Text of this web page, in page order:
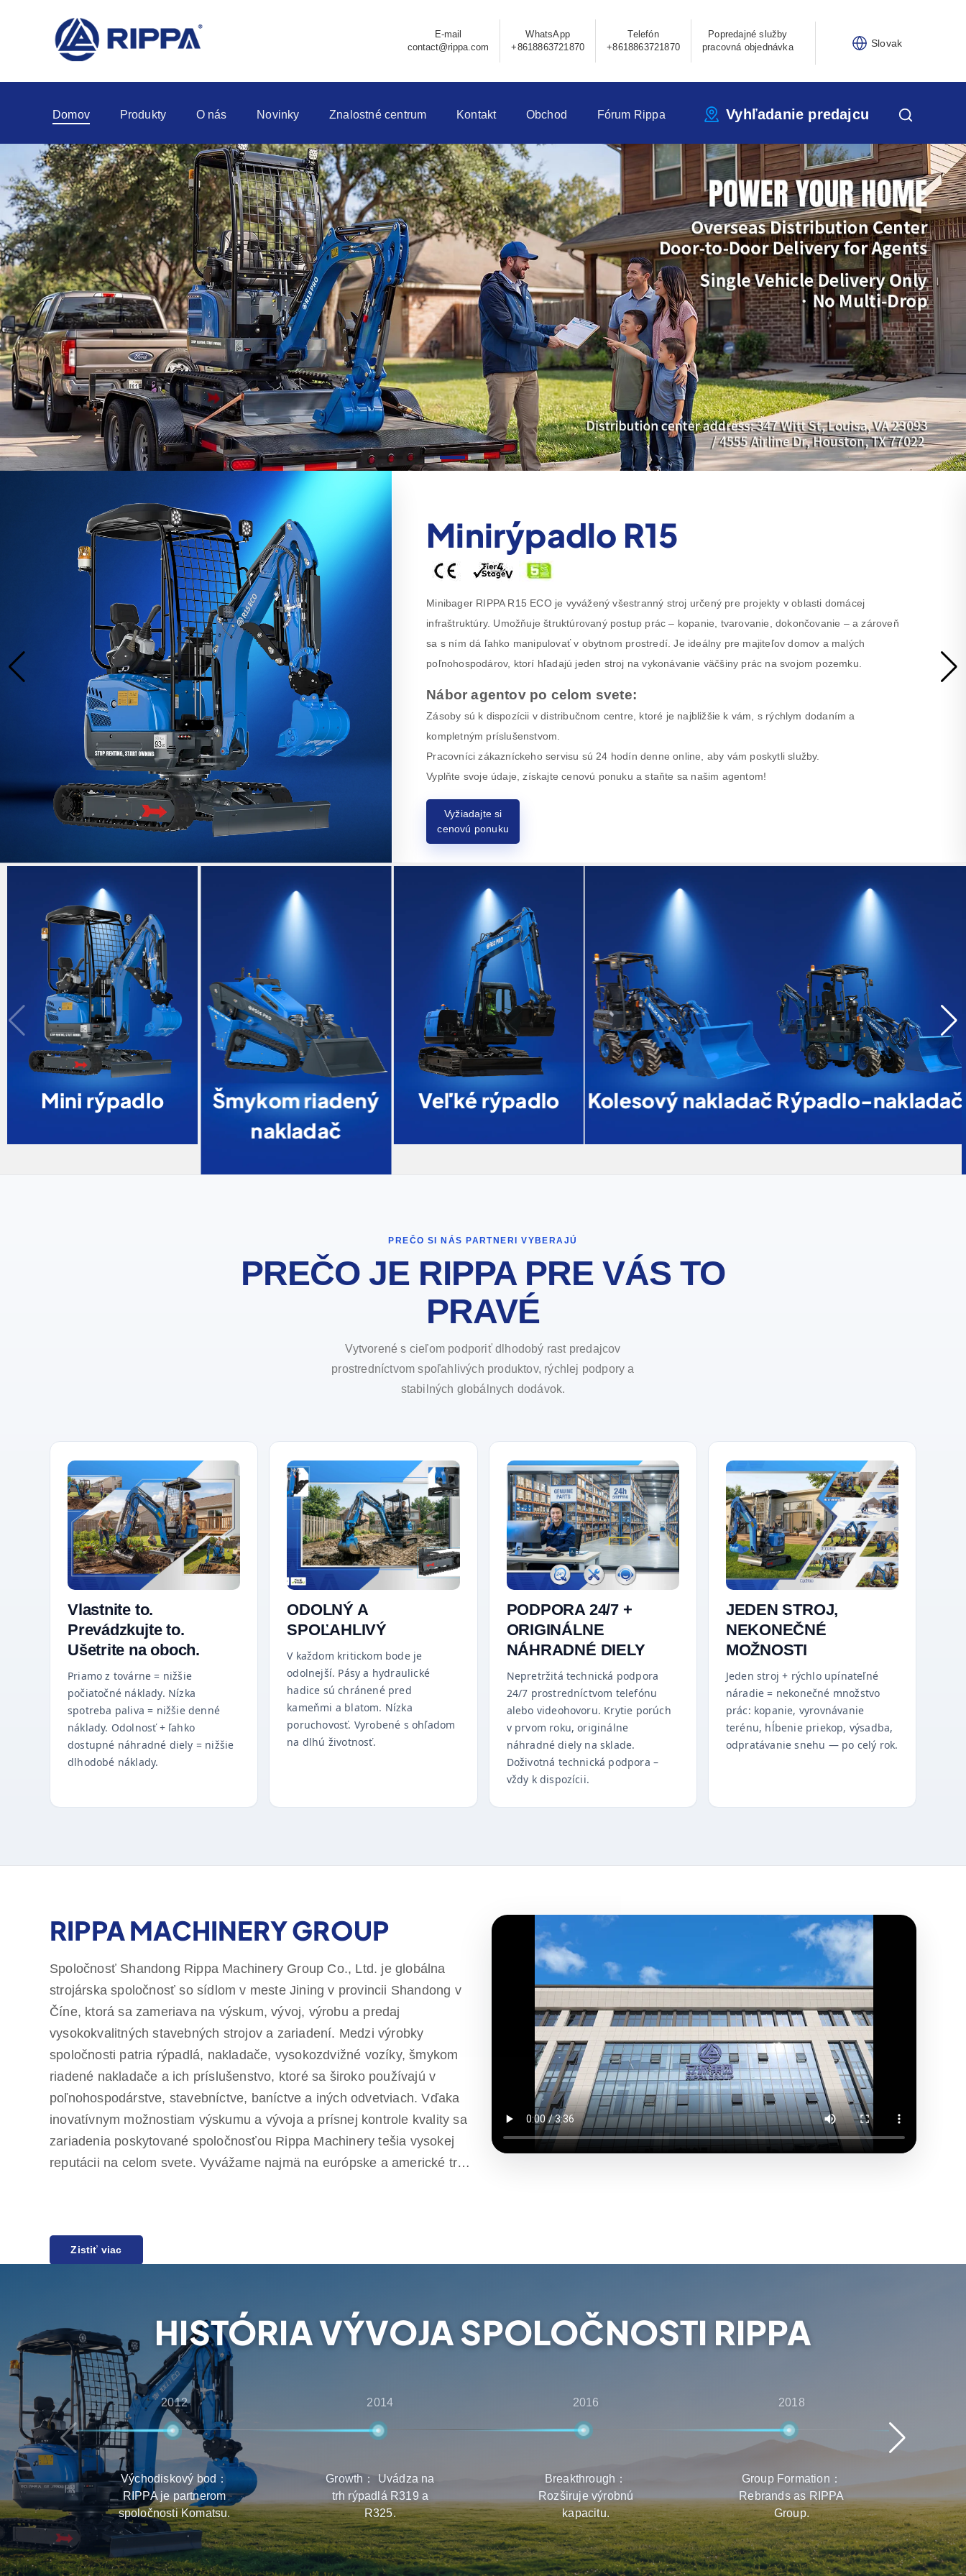
E-mail
contact@rippa.com
WhatsApp
+8618863721870
Telefón
+8618863721870
Popredajné služby
pracovná objednávka
Slovak
Domov Produkty O nás Novinky Znalostné centrum Kontakt Obchod Fórum Rippa Vyhľadanie predajcu
Minirýpadlo R15
Minibager RIPPA R15 ECO je vyvážený všestranný stroj určený pre projekty v oblasti domácej
infraštruktúry. Umožňuje štruktúrovaný postup prác – kopanie, tvarovanie, dokončovanie – a zároveň
sa s ním dá ľahko manipulovať v obytnom prostredí. Je ideálny pre majiteľov domov a malých
poľnohospodárov, ktorí hľadajú jeden stroj na vykonávanie väčšiny prác na svojom pozemku.
Nábor agentov po celom svete:
Zásoby sú k dispozícii v distribučnom centre, ktoré je najbližšie k vám, s rýchlym dodaním a
kompletným príslušenstvom.
Pracovníci zákazníckeho servisu sú 24 hodín denne online, aby vám poskytli služby.
Vyplňte svoje údaje, získajte cenovú ponuku a staňte sa našim agentom!
Vyžiadajte si
cenovú ponuku
Mini rýpadlo
Šmykom riadený
nakladač
Veľké rýpadlo Kolesový nakladač Rýpadlo-nakladač
PREČO SI NÁS PARTNERI VYBERAJÚ
PREČO JE RIPPA PRE VÁS TO
PRAVÉ
Vytvorené s cieľom podporiť dlhodobý rast predajcov
prostredníctvom spoľahlivých produktov, rýchlej podpory a
stabilných globálnych dodávok.
Vlastnite to.
Prevádzkujte to.
Ušetrite na oboch.
Priamo z továrne = nižšie
počiatočné náklady. Nízka
spotreba paliva = nižšie denné
náklady. Odolnosť + ľahko
dostupné náhradné diely = nižšie
dlhodobé náklady.
ODOLNÝ A
SPOĽAHLIVÝ
V každom kritickom bode je
odolnejší. Pásy a hydraulické
hadice sú chránené pred
kameňmi a blatom. Nízka
poruchovosť. Vyrobené s ohľadom
na dlhú životnosť.
PODPORA 24/7 +
ORIGINÁLNE
NÁHRADNÉ DIELY
Nepretržitá technická podpora
24/7 prostredníctvom telefónu
alebo videohovoru. Krytie porúch
v prvom roku, originálne
náhradné diely na sklade.
Doživotná technická podpora –
vždy k dispozícii.
JEDEN STROJ,
NEKONEČNÉ
MOŽNOSTI
Jeden stroj + rýchlo upínateľné
náradie = nekonečné množstvo
prác: kopanie, vyrovnávanie
terénu, hĺbenie priekop, výsadba,
odpratávanie snehu — po celý rok.
RIPPA MACHINERY GROUP
Spoločnosť Shandong Rippa Machinery Group Co., Ltd. je globálna
strojárska spoločnosť so sídlom v meste Jining v provincii Shandong v
Číne, ktorá sa zameriava na výskum, vývoj, výrobu a predaj
vysokokvalitných stavebných strojov a zariadení. Medzi výrobky
spoločnosti patria rýpadlá, nakladače, vysokozdvižné vozíky, šmykom
riadené nakladače a ich príslušenstvo, ktoré sa široko používajú v
poľnohospodárstve, stavebníctve, baníctve a iných odvetviach. Vďaka
inovatívnym možnostiam výskumu a vývoja a prísnej kontrole kvality sa
zariadenia poskytované spoločnosťou Rippa Machinery tešia vysokej
reputácii na celom svete. Vyvážame najmä na európske a americké trhy
po celom svete, ktorí poskytujú komplexné služby od predpredajných
HISTÓRIA VÝVOJA SPOLOČNOSTI RIPPA
2012
Východiskový bod：
RIPPA je partnerom
spoločnosti Komatsu.
2014
Growth： Uvádza na
trh rýpadlá R319 a
R325.
2016
Breakthrough：
Rozširuje výrobnú
kapacitu.
2018
Group Formation：
Rebrands as RIPPA
Group.